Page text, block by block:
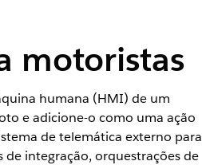
motoristas
humana (HMI) de um
e adicione-o como uma ação
de telemática externo para
de integração, orquestrações de